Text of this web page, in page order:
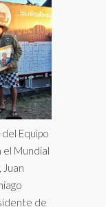
Equipo
Mundial
Juan
de